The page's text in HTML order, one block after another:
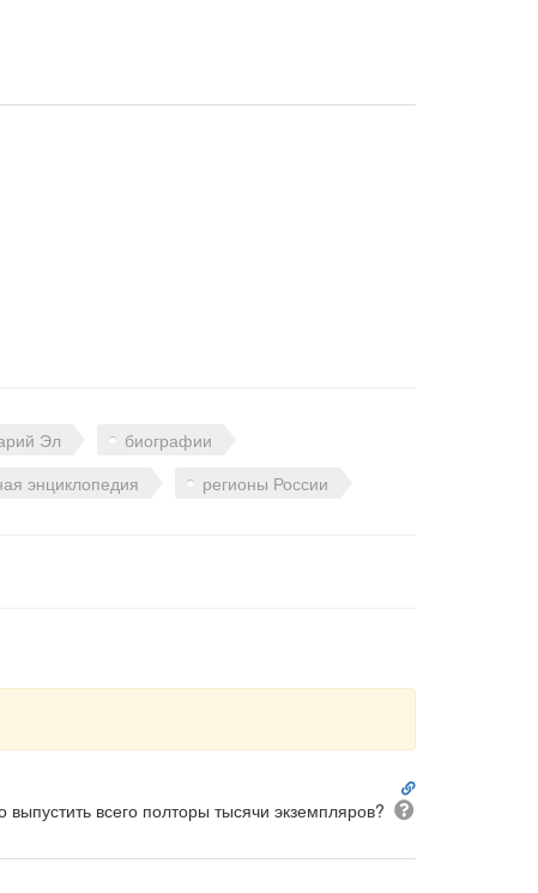
Эл
биографии
энциклопедия регионы России
Ссылка
всего полторы тысячи экземпляров?